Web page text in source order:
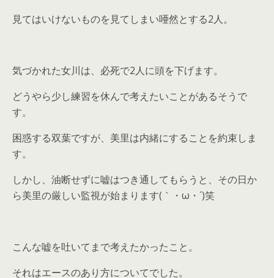
見てはいけないものを見てしまい唖然とする2人。
気づかれた女川は、必死で2人に頭を下げます。
どうやら少し練習を休んで考えたいことがあるそうで
す。
困惑する双葉ですが、美里は内緒にすることを約束しま
す。
しかし、油断せずに嘘はつき通してもらうと、その日か
ら美里の厳しい監視が始まります(｀・ω・´)笑
こんな嘘を吐いてまで考えたかったこと。
それはエースのあり方についてでした。